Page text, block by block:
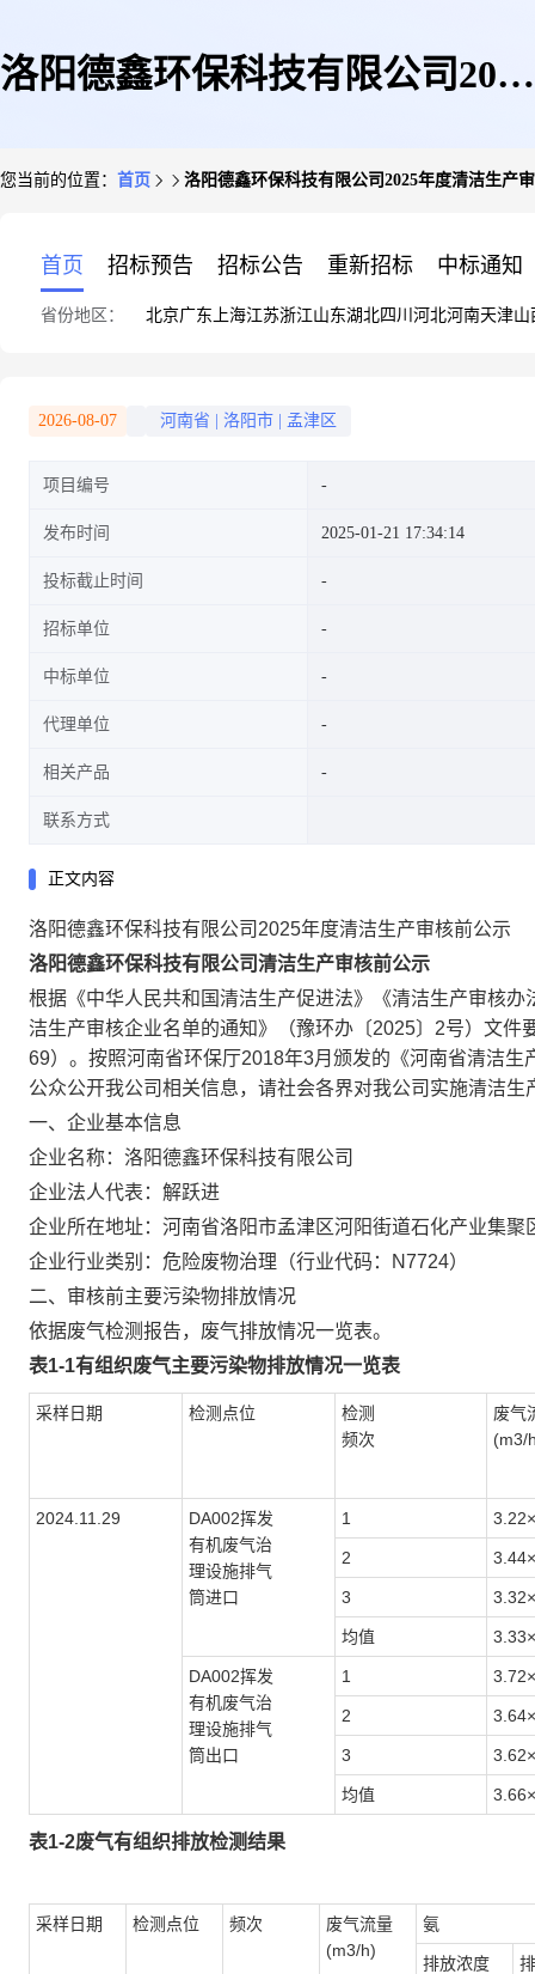
洛阳德鑫环保科技有限公司2025
您当前的位置： 首页 洛阳德鑫环保科技有限公司2025年度清洁生产
首页 招标预告 招标公告 重新招标 中标通知
省份地区： 北京广东 上海江苏浙江山东湖北四川 河北河南天津山
2026-08-07 河南省 洛阳市 孟津区
项目编号
发布时间 2025-01-21 17:34:14
投标截止时间
招标单位
中标单位
代理单位
相关产品
联系方式
正文内容
洛阳德鑫环保科技有限公司2025年度清洁生产审核前公示
洛阳德鑫环保科技有限公司清洁生产审核前公示
根据《中华人民共和国清洁生产促进法》《清洁生产审核
洁生产审核企业名单的通知》（豫环办〔2025〕2号）文
69）。按照河南省环保厅2018年3月颁发的《河南省清洁
公众公开我公司相关信息，请社会各界对我公司实施清洁生
一、企业基本信息
企业名称：洛阳德鑫环保科技有限公司
企业法人代表：解跃进
企业所在地址：河南省洛阳市孟津区河阳街道石化产业集聚
企业行业类别：危险废物治理（行业代码：N7724）
二、审核前主要污染物排放情况
依据废气检测报告，废气排放情况一览表。
表1-1有组织废气主要污染物排放情况一览表
采样日期 检测点位
检测
频次
废气
(m3/
2024.11.29
DA002挥发
有机废气治
理设施排气
筒进口
1
2
3
均值
DA002挥发
有机废气治
理设施排气
筒出口
1
2
3
均值
表1-2废气有组织排放检测结果
采样日期 检测点位 频次
废气流量
(m3/h)
氨
排放浓度